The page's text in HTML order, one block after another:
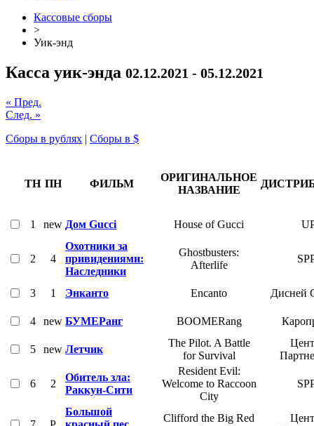
Кассовые сборы
>
Уик-энд
Касса уик-энда 02.12.2021 - 05.12.2021
« Пред.
След. »
Сборы в рублях | Сборы в $
ТН ПН ФИЛЬМ
ОРИГИНАЛЬНОЕ
НАЗВАНИЕ
1 new Дом Gucci House of Gucci
2 4
Охотники за
привидениями:
Наследники
Ghostbusters:
Afterlife
3 1 Энканто Encanto Дисней
4 new БУМЕРанг BOOMERang
5 new Летчик
The Pilot. A Battle
for Survival
6 2
Обитель зла:
Раккун-Сити
Resident Evil:
Welcome to Raccoon
City
Большой
Clifford the Big Red